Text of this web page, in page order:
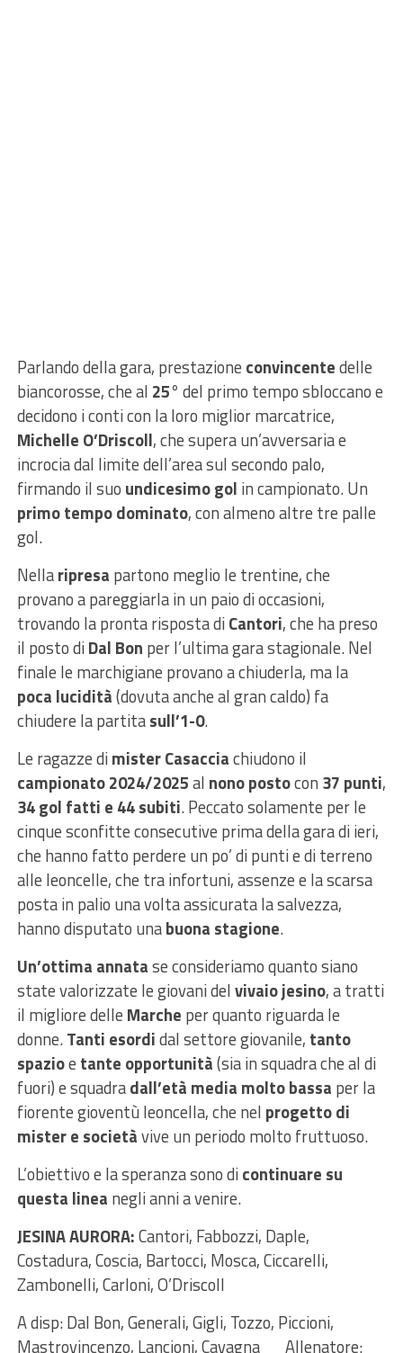
Parlando della gara, prestazione convincentedelle
biancorosse, che al 25° del primo tempo sbloccano e
decidono i conti con la loro miglior marcatrice,
Michelle O’Driscoll, che supera un’avversaria e
incrocia dal limite dell’area sul secondo palo,
firmando il suo undicesimo gol in campionato. Un
primo tempo dominato, con almeno altre tre palle
gol.
Nellaripresa partono meglio le trentine, che
provano a pareggiarla in un paio di occasioni,
trovando la pronta risposta diCantori, che ha preso
il posto diDal Bon per l’ultima gara stagionale. Nel
finale le marchigiane provano a chiuderla, ma la
poca lucidità(dovuta anche al gran caldo) fa
chiudere la partitasull’1-0.
Le ragazze dimister Casacciachiudono il
campionato 2024/2025al nono postocon 37 punti,
34 gol fatti e 44 subiti. Peccato solamente per le
cinque sconfitte consecutive prima della gara di ieri,
che hanno fatto perdere un po’ di punti e di terreno
alle leoncelle, che tra infortuni, assenze e la scarsa
posta in palio una volta assicurata la salvezza,
hanno disputato unabuona stagione.
Un’ottima annatase consideriamo quanto siano
state valorizzate le giovani delvivaio jesino, a tratti
il migliore delle Marche per quanto riguarda le
donne.Tanti esordidal settore giovanile, tanto
spazioe tante opportunità(sia in squadra che al di
fuori) e squadradall’età media molto bassa per la
fiorente gioventù leoncella, che nel progetto di
mister e societàvive un periodo molto fruttuoso.
L’obiettivo e la speranza sono dicontinuare su
questa linea negli anni a venire.
JESINA AURORA:Cantori, Fabbozzi, Daple,
Costadura, Coscia, Bartocci, Mosca, Ciccarelli,
Zambonelli, Carloni, O’Driscoll
A disp: Dal Bon, Generali, Gigli, Tozzo, Piccioni,
Mastrovincenzo, Lancioni, Cavagna Allenatore: